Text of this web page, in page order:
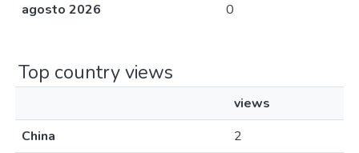
agosto 2026
0
Top country views
views
China
2